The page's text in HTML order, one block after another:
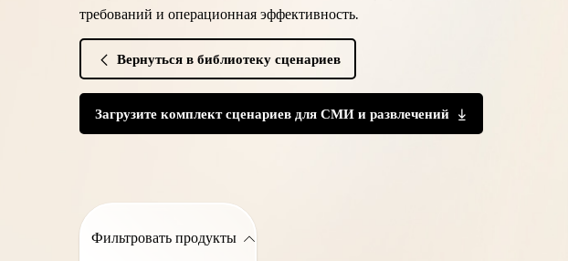
требований и операционная эффективность.
Вернуться в библиотеку сценариев
Загрузите комплект сценариев для СМИ и развлечений
Фильтровать продукты